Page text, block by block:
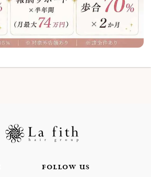
FOLLOW US